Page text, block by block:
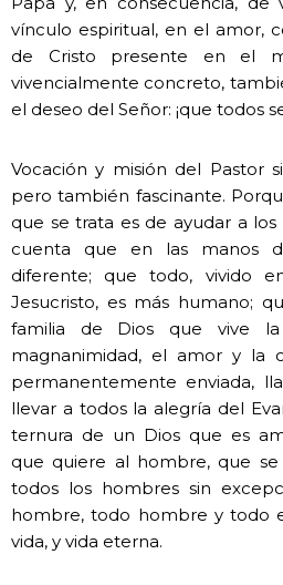
vínculo espiritual, en el amor,
de Cristo presente en el
vivencialmente concreto,
el deseo del Señor: ¡que todos
Vocación y misión del Pastor
pero también fascinante.
que se trata es de ayudar a
cuenta que en las manos
diferente; que todo, vivido
Jesucristo, es más humano;
familia de Dios que vive la
magnanimidad, el amor y la
permanentemente enviada,
llevar a todos la alegría del
ternura de un Dios que es
que quiere al hombre, que
todos los hombres sin
hombre, todo hombre y todo
vida, y vida eterna.